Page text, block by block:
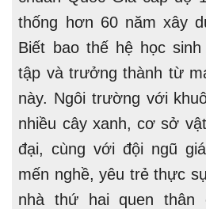
thống hơn 60 năm xây
Biết bao thế hệ học
tập và trưởng thành từ
này. Ngôi trường với
nhiều cây xanh, cơ sở
đại, cùng với đội ngũ
mến nghề, yêu trẻ thực
nhà thứ hai quen thân